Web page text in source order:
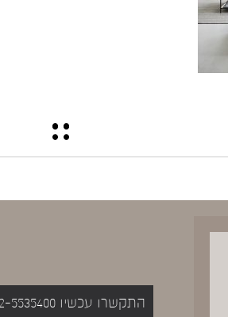
התקשרו עכשיו 052-5535400